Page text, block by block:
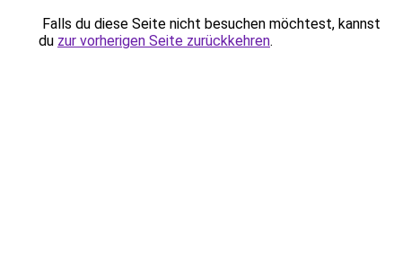
Falls du diese Seite nicht besuchen möchtest, kannst
du zur vorherigen Seite zurückkehren.